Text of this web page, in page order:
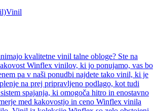
Vinil
kvalitetne vinil talne obloge? Ste na
Winflex vinilov, ki jo ponujamo, vas bo
pa v naši ponudbi najdete tako vinil, ki je
na prej pripravljeno podlago, kot tudi
spajanja, ki omogoča hitro in enostavno
med kakovostjo in ceno Winflex vinila